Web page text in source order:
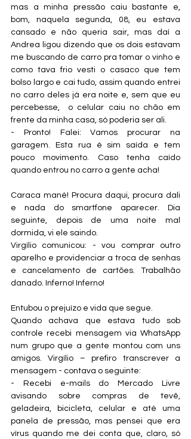
mas a minha pressão caiu bastante e,
bom, naquela segunda, 08, eu estava
cansado e não queria sair, mas daí a
Andrea ligou dizendo que os dois estavam
me buscando de carro pra tomar o vinho e
como tava frio vesti o casaco que tem
bolso largo e cai tudo, assim quando entrei
no carro deles já era noite e, sem que eu
percebesse,  o celular caiu no chão em
frente da minha casa, só poderia ser ali.
- Pronto! Falei: Vamos procurar na
garagem. Esta rua é sim saída e tem
pouco movimento. Caso tenha caído
quando entrou no carro a gente acha!
Caraca mané! Procura daqui, procura dali
e nada do smartfone aparecer. Dia
seguinte, depois de uma noite mal
dormida, vi ele saindo.
Virgílio comunicou: - vou comprar outro
aparelho e providenciar a troca de senhas
e cancelamento de cartões. Trabalhão
danado. Inferno! Inferno!
Entubou o prejuízo e vida que segue.
Quando achava que estava tudo sob
controle recebi mensagem via WhatsApp
num grupo que a gente montou com uns
amigos. Virgílio – prefiro transcrever a
mensagem - contava o seguinte:
- Recebi e-mails do Mercado Livre
avisando sobre compras de tevê,
geladeira, bicicleta, celular e até uma
panela de pressão, mas pensei que era
vírus quando me dei conta que, claro, só